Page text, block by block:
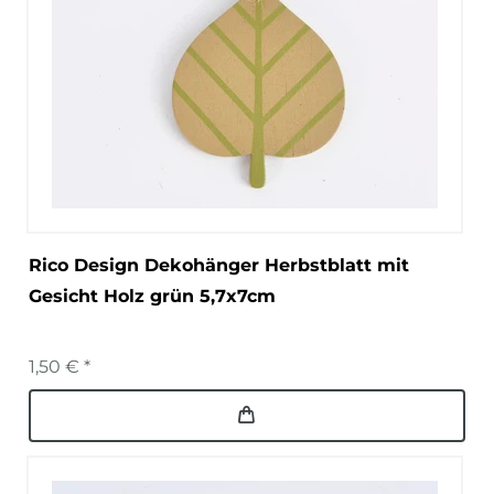
Rico Design Dekohänger Herbstblatt mit
Gesicht Holz grün 5,7x7cm
1,50 € *